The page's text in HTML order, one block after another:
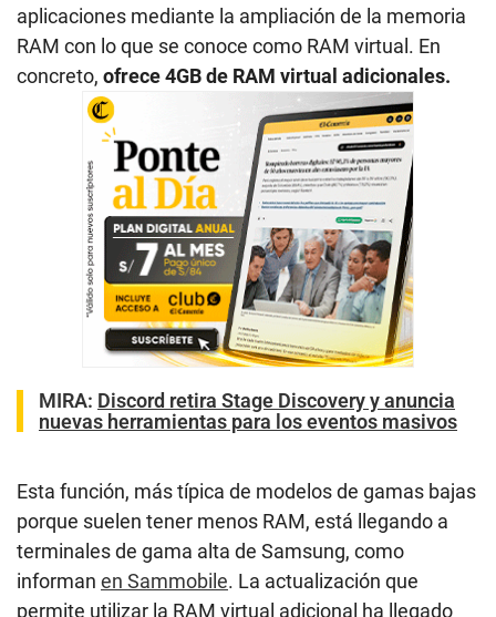
aplicaciones mediante la ampliación de la memoria
RAM con lo que se conoce como RAM virtual. En
concreto, ofrece 4GB de RAM virtual adicionales.
MIRA: Discord retira Stage Discovery y anuncia
nuevas herramientas para los eventos masivos
Esta función, más típica de modelos de gamas bajas
porque suelen tener menos RAM, está llegando a
terminales de gama alta de Samsung, como
informan en Sammobile. La actualización que
permite utilizar la RAM virtual adicional ha llegado